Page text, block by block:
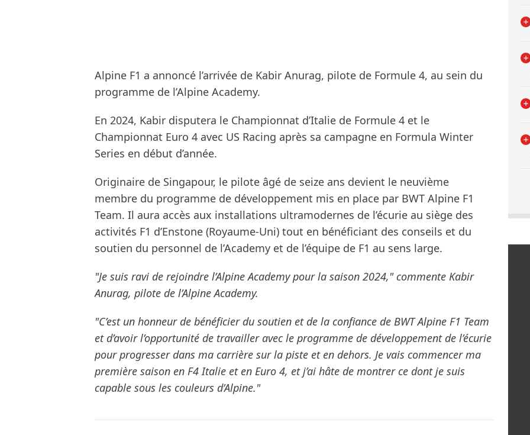
Alpine F1 a annoncé l’arrivée de Kabir Anurag, pilote de Formule 4, au sein du
programme de l’Alpine Academy.
En 2024, Kabir disputera le Championnat d’Italie de Formule 4 et le
Championnat Euro 4 avec US Racing après sa campagne en Formula Winter
Series en début d’année.
Originaire de Singapour, le pilote âgé de seize ans devient le neuvième
membre du programme de développement mis en place par BWT Alpine F1
Team. Il aura accès aux installations ultramodernes de l’écurie au siège des
activités F1 d’Enstone (Royaume-Uni) tout en bénéficiant des conseils et du
soutien du personnel de l’Academy et de l’équipe de F1 au sens large.
"Je suis ravi de rejoindre l’Alpine Academy pour la saison 2024," commente Kabir
Anurag, pilote de l’Alpine Academy.
"C’est un honneur de bénéficier du soutien et de la confiance de BWT Alpine F1 Team
et d’avoir l’opportunité de travailler avec le programme de développement de l’écurie
pour progresser dans ma carrière sur la piste et en dehors. Je vais commencer ma
première saison en F4 Italie et en Euro 4, et j’ai hâte de montrer ce dont je suis
capable sous les couleurs d’Alpine."